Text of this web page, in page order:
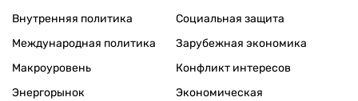
Внутренняя политика
Международная политика
Макроуровень
Энергорынок
Социальная защита
Зарубежная экономика
Конфликт интересов
Экономическая